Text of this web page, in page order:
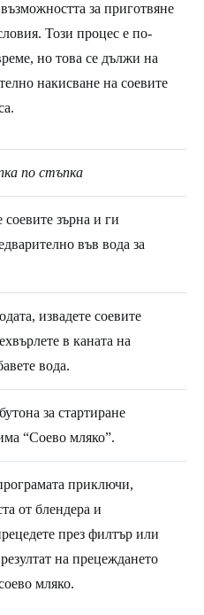
за приготвяне
Този процес е по-
но това се дължи на
накисване на соевите
по стъпка
соевите зърна и ги
във вода за
извадете соевите
в каната на
вода.
за стартиране
“Соево мляко”.
приключи,
от блендера и
през филтър или
на прецеждането
мляко.